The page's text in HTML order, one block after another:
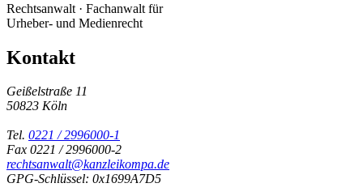
Rechtsanwalt · Fachanwalt für
Urheber- und Medienrecht
Kontakt
Geißelstraße 11
50823 Köln
Tel. 0221 / 2996000-1
Fax 0221 / 2996000-2
rechtsanwalt@kanzleikompa.de
GPG-Schlüssel: 0x1699A7D5